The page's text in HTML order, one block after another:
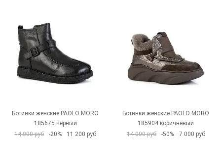
Ботинки женские PAOLO MORO
185675 черный
14 000 руб
-20% 11 200 руб
Ботинки женские PAOLO MORO
185904 коричневый
14 000 руб
-50% 7 000 руб